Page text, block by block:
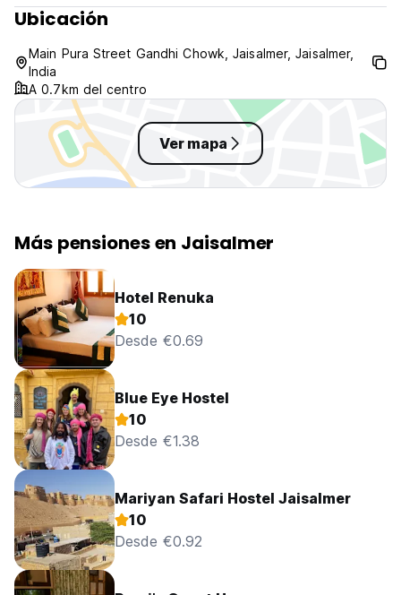
Ubicación
Main Pura Street Gandhi Chowk, Jaisalmer, Jaisalmer,
India
A 0.7km del centro
Ver mapa
Más pensiones en Jaisalmer
Hotel Renuka
10
Desde €0.69
Blue Eye Hostel
10
Desde €1.38
Mariyan Safari Hostel Jaisalmer
10
Desde €0.92